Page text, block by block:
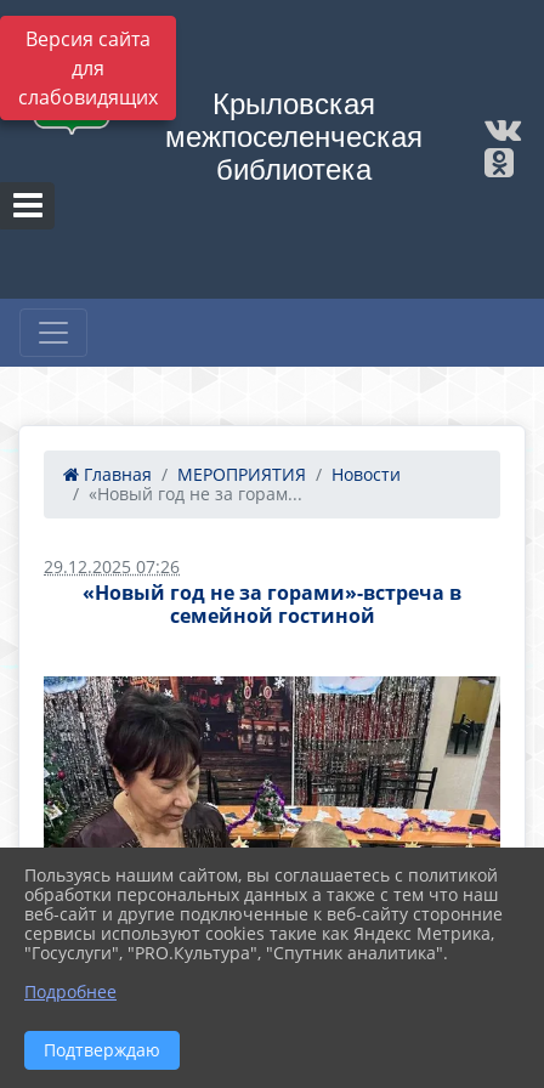
Версия сайта
для
слабовидящих
Крыловская
межпоселенческая
библиотека
Главная МЕРОПРИЯТИЯ
Новости
«Новый год не за горам...
29.12.2025 07:26
«Новый год не за горами»-встреча в
семейной гостиной
Пользуясь нашим сайтом, вы соглашаетесь с политикой
обработки персональных данных а также с тем что наш
веб-сайт и другие подключенные к веб-сайту сторонние
сервисы используют cookies такие как Яндекс Метрика,
"Госуслуги", "PRO.Культура", "Спутник аналитика".
Подробнее
Подтверждаю